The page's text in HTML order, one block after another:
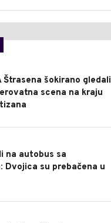
Štrasena šokirano gledali
scena na kraju
na autobus sa
Dvojica su prebačena u